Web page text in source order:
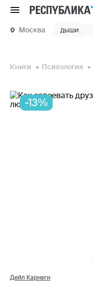
Меню
Москва дыши
Книги Психология
-13%
Дейл Карнеги